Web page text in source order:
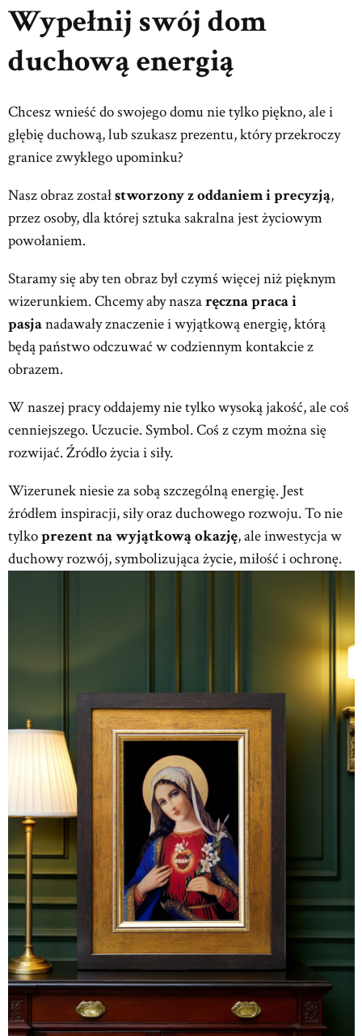
Wypełnij swój dom
duchową energią
Chcesz wnieść do swojego domu nie tylko piękno, ale i
głębię duchową, lub szukasz prezentu, który przekroczy
granice zwykłego upominku?
Nasz obraz zostałstworzony z oddaniem i precyzją,
przez osoby, dla której sztuka sakralna jest życiowym
powołaniem.
Staramy się aby ten obraz był czymś więcej niż pięknym
wizerunkiem. Chcemy aby naszaręczna praca i
pasjanadawały znaczenie i wyjątkową energię, którą
będą państwo odczuwać w codziennym kontakcie z
obrazem.
W naszej pracy oddajemy nie tylko wysoką jakość, ale coś
cenniejszego. Uczucie. Symbol. Coś z czym można się
rozwijać. Źródło życia i siły.
Wizerunek niesie za sobą szczególną energię. Jest
źródłem inspiracji, siły oraz duchowego rozwoju. To nie
tylkoprezent na wyjątkową okazję, ale inwestycja w
duchowy rozwój, symbolizująca życie, miłość i ochronę.